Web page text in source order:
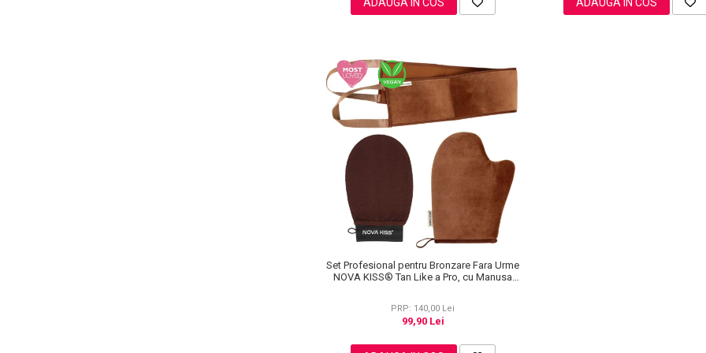
Set Profesional pentru Bronzare Fara Urme
NOVA KISS® Tan Like a Pro, cu Manusa
PRP: 140,00 Lei
99,90 Lei